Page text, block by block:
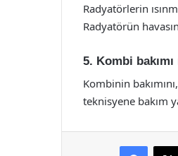
Radyatörlerin
Radyatörün
5. Kombi bakımı
Kombinin
teknisyene bakım